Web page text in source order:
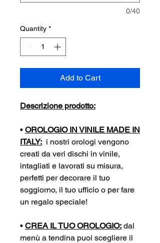
0/40
Quantity *
Add to Cart
Descrizione prodotto:
• OROLOGIO IN VINILE MADE IN
ITALY: i nostri orologi vengono
creati da veri dischi in vinile,
intagliati e lavorati su misura,
perfetti per decorare il tuo
soggiorno, il tuo ufficio o per fare
un regalo speciale!
• CREA IL TUO OROLOGIO: dal
menù a tendina puoi scegliere il